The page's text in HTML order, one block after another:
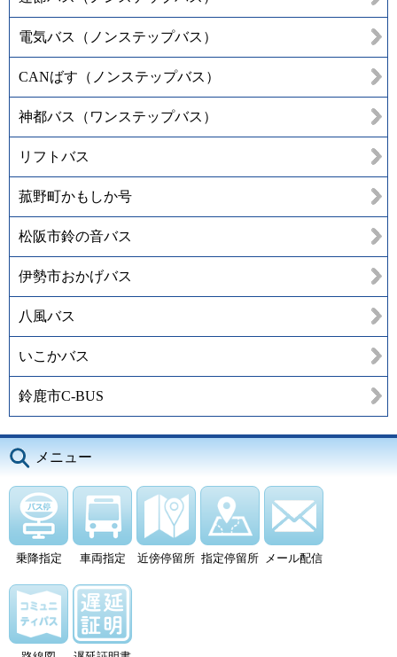
電気バス（ノンステップバス）
CANばす（ノンステップバス）
神都バス（ワンステップバス）
リフトバス
菰野町かもしか号
松阪市鈴の音バス
伊勢市おかげバス
八風バス
いこかバス
鈴鹿市C-BUS
メニュー
乗降指定 車両指定 近傍停留所 指定停留所 メール配信